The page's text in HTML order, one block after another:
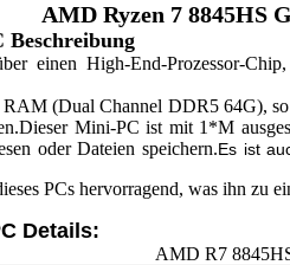
AMD Ryzen 7 8845HS
Beschreibung
einen High-End-Prozessor-
(Dual Channel DDR5 64G),
Mini-PC ist mit 1*M
oder Dateien speichern.Es ist
PCs hervorragend, was ihn
Details:
AMD R7